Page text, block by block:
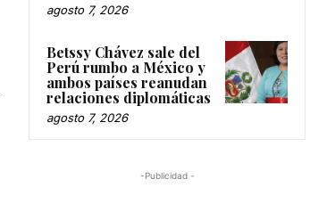
agosto 7, 2026
Betssy Chávez sale del
Perú rumbo a México y
ambos países reanudan
relaciones diplomáticas
agosto 7, 2026
-Publicidad -